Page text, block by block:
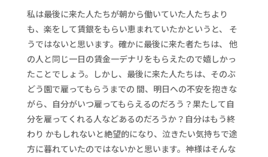
私は最後に来た人たちが朝から働いていた人たちより
も、楽をして賃銀をもらい恵まれていたかというと、 そ
うではないと思います。確かに最後に来た者たちは、 他
の人と同じ一日の賃金一デナリをもらえたので嬉しかっ
たことでしょう。しかし、最後に来た人たちは、そのぶ
どう園で雇ってもらうまでの 間、明日への不安を抱きな
がら、自分がいつ雇ってもらえるのだろう？果たして自
分を雇ってくれる人などあるのだろうか？自分はもう終
わり かもしれないと絶望的になり、泣きたい気持ちで途
方に暮れていたのではないかと思います。神様はそんな